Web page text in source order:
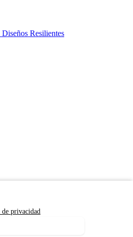
Resilientes
de privacidad